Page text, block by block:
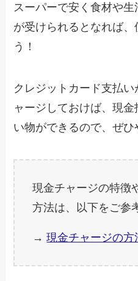
スーパーで安く食材や
が受けられるとなれば、
う！
クレジットカード支払
ャージしておけば、現
い物ができるので、ぜひ
現金チャージの特徴
方法は、以下をご参
→現金チャージの方